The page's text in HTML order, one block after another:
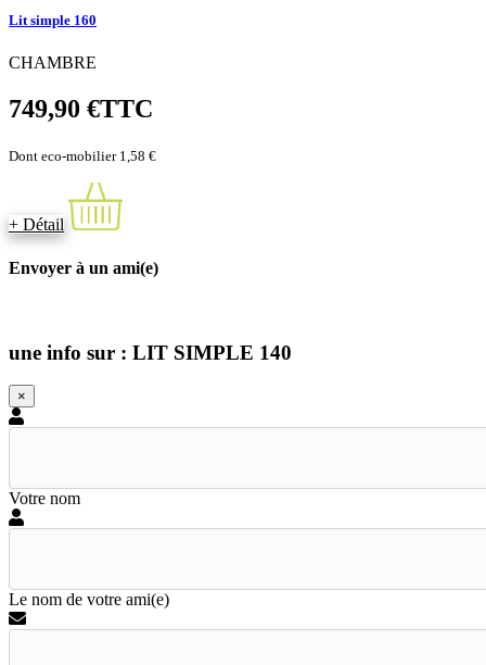
Lit simple 160
CHAMBRE
749,90 €TTC
Dont eco-mobilier 1,58 €
+ Détail
Envoyer à un ami(e)
une info sur : LIT SIMPLE 140
×
Votre nom
Le nom de votre ami(e)